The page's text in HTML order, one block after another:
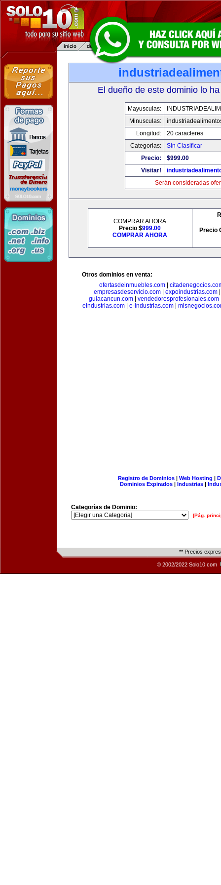
El dueño de este dominio lo
Mayusculas:
Minusculas:
Longitud:
20 caracteres
Categorias:
Sin Clasificar
Precio:
$999.00
Visitar!
Serán consideradas
COMPRAR AHORA
Precio $999.00
COMPRAR AHORA
Precio
Otros dominios en venta:
ofertasdeinmuebles.com
empresasdeservicio.com
expoindustrias.com
guiacancun.com| vendedoresprofesionales.com
eindustrias.com
e-industrias.com
Registro de Dominios| Web Hosting |
Dominios Expirados | Industrias |
Categorías de Dominio:
[Pág.
** Precios
© 2002/2022 Solo10.com